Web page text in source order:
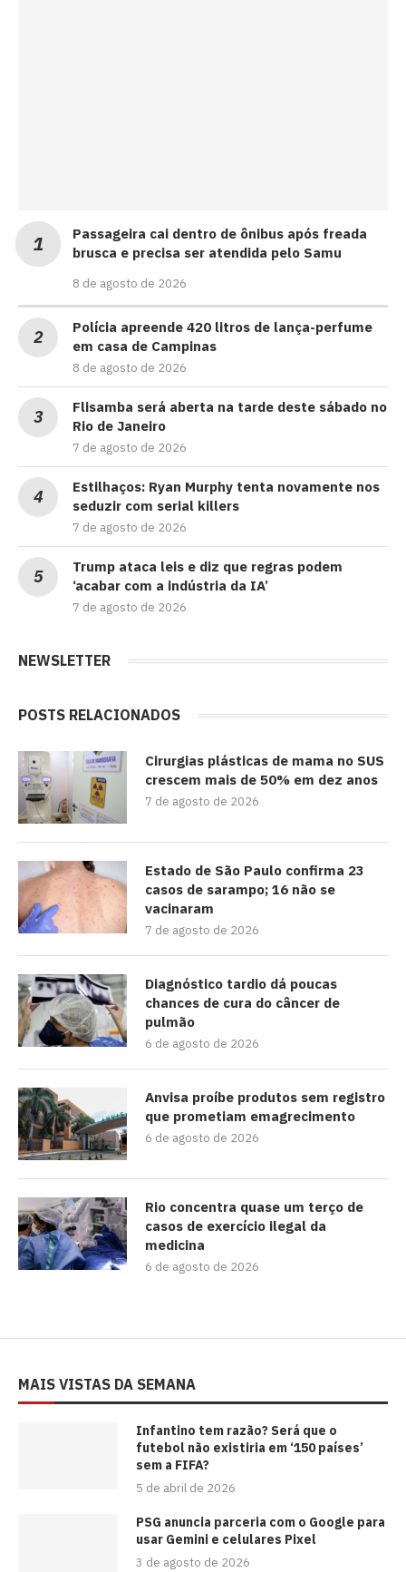
Passageira cai dentro de ônibus após freada
brusca e precisa ser atendida pelo Samu
8 de agosto de 2026
Polícia apreende 420 litros de lança-perfume
em casa de Campinas
8 de agosto de 2026
Flisamba será aberta na tarde deste sábado no
Rio de Janeiro
7 de agosto de 2026
Estilhaços: Ryan Murphy tenta novamente nos
seduzir com serial killers
7 de agosto de 2026
Trump ataca leis e diz que regras podem
‘acabar com a indústria da IA’
7 de agosto de 2026
NEWSLETTER
POSTS RELACIONADOS
Cirurgias plásticas de mama no SUS
crescem mais de 50% em dez anos
7 de agosto de 2026
Estado de São Paulo confirma 23
casos de sarampo; 16 não se
vacinaram
7 de agosto de 2026
Diagnóstico tardio dá poucas
chances de cura do câncer de
pulmão
6 de agosto de 2026
Anvisa proíbe produtos sem registro
que prometiam emagrecimento
6 de agosto de 2026
Rio concentra quase um terço de
casos de exercício ilegal da
medicina
6 de agosto de 2026
MAIS VISTAS DA SEMANA
⁠Infantino tem razão? Será que o
futebol não existiria em ‘150 países’
sem a FIFA?
5 de abril de 2026
PSG anuncia parceria com o Google para
usar Gemini e celulares Pixel
3 de agosto de 2026